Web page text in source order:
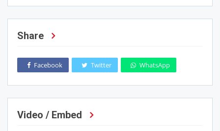
Share
Facebook Twitter WhatsApp
Video / Embed